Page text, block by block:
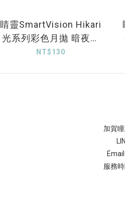
睛靈SmartVision Hikari
光系列彩色月拋 暗夜黑
1片裝
NT$130
加賀
服務